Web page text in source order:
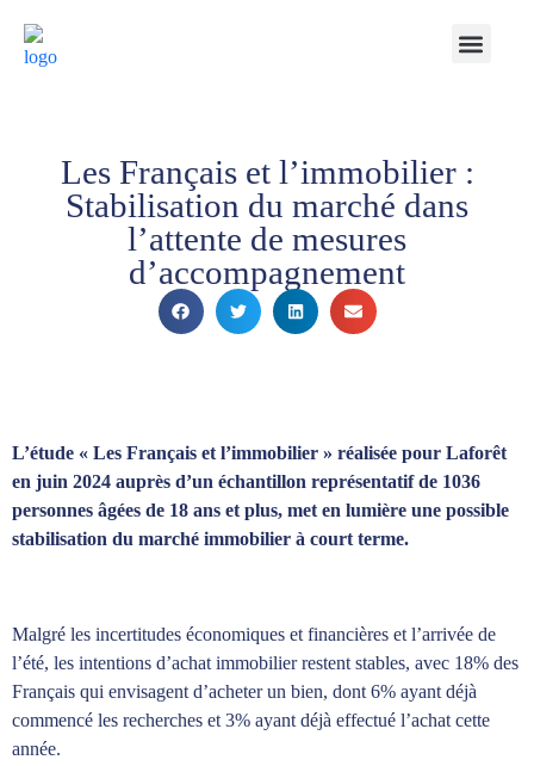
Les Français et l’immobilier :
Stabilisation du marché dans
l’attente de mesures
d’accompagnement
L’étude « Les Français et l’immobilier » réalisée pour Laforêt
en juin 2024 auprès d’un échantillon représentatif de 1036
personnes âgées de 18 ans et plus, met en lumière une possible
stabilisation du marché immobilier à court terme.
Malgré les incertitudes économiques et financières et l’arrivée de
l’été, les intentions d’achat immobilier restent stables, avec 18% des
Français qui envisagent d’acheter un bien, dont 6% ayant déjà
commencé les recherches et 3% ayant déjà effectué l’achat cette
année.